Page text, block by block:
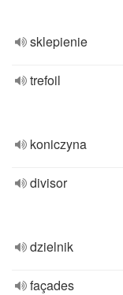
sklepienie
trefoil
koniczyna
divisor
dzielnik
façades